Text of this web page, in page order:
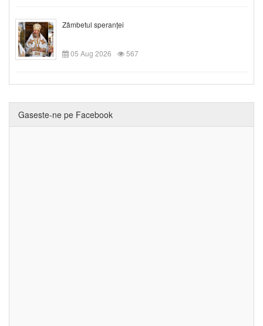
Zâmbetul speranței
05 Aug 2026 567
Gaseste-ne pe Facebook